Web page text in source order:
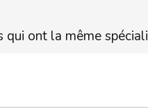
qui ont la même